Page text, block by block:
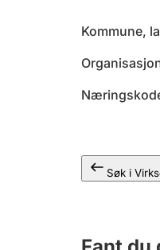
Kommune,
Søk i